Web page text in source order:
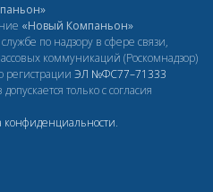
«Новый Компаньон»
по надзору в сфере связи,
коммуникаций (Роскомнадзор)
регистрации ЭЛ №ФС77–71333
только с согласия
.